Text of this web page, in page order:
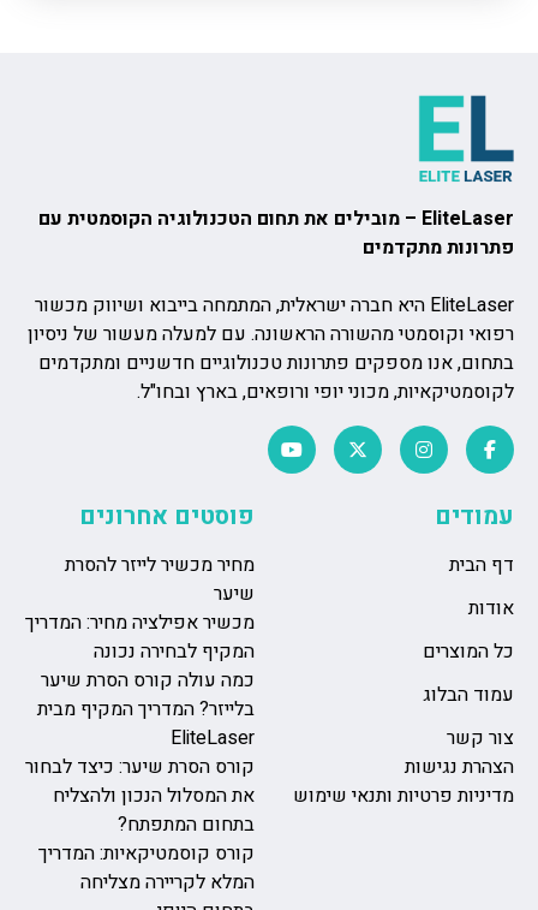
EliteLaser – מובילים את תחום הטכנולוגיה הקוסמטית עם
פתרונות מתקדמים
EliteLaser היא חברה ישראלית, המתמחה בייבוא ושיווק מכשור
רפואי וקוסמטי מהשורה הראשונה. עם למעלה מעשור של ניסיון
בתחום, אנו מספקים פתרונות טכנולוגיים חדשניים ומתקדמים
לקוסמטיקאיות, מכוני יופי ורופאים, בארץ ובחו"ל.
עמודים
דף הבית
אודות
כל המוצרים
עמוד הבלוג
צור קשר
הצהרת נגישות
מדיניות פרטיות ותנאי שימוש
פוסטים אחרונים
מחיר מכשיר לייזר להסרת
שיער
מכשיר אפילציה מחיר: המדריך
המקיף לבחירה נכונה
כמה עולה קורס הסרת שיער
בלייזר? המדריך המקיף מבית
EliteLaser
קורס הסרת שיער: כיצד לבחור
את המסלול הנכון ולהצליח
בתחום המתפתח?
קורס קוסמטיקאיות: המדריך
המלא לקריירה מצליחה